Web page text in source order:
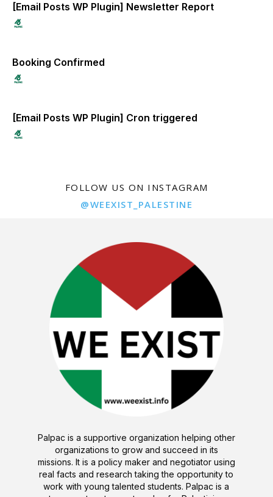
[Email Posts WP Plugin] Newsletter Report
Booking Confirmed
[Email Posts WP Plugin] Cron triggered
FOLLOW US ON INSTAGRAM
@WEEXIST_PALESTINE
Palpac is a supportive organization helping other
organizations to grow and succeed in its
missions. It is a policy maker and negotiator using
real facts and research taking the opportunity to
work with young talented students. Palpac is a